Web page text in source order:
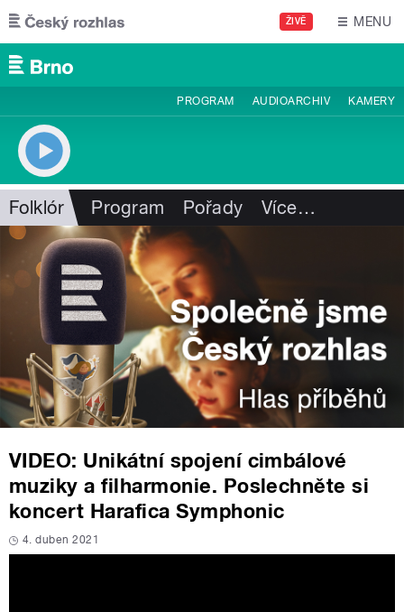
Přejít k hlavnímu obsahu
ŽIVĚ MENU
PROGRAM AUDIOARCHIV KAMERY
Folklór Program Pořady Více…
VIDEO: Unikátní spojení cimbálové
muziky a filharmonie. Poslechněte si
koncert Harafica Symphonic
4. duben 2021